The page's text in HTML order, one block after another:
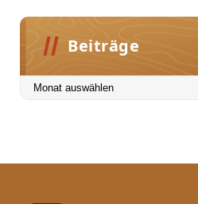
Beiträge
Beiträge